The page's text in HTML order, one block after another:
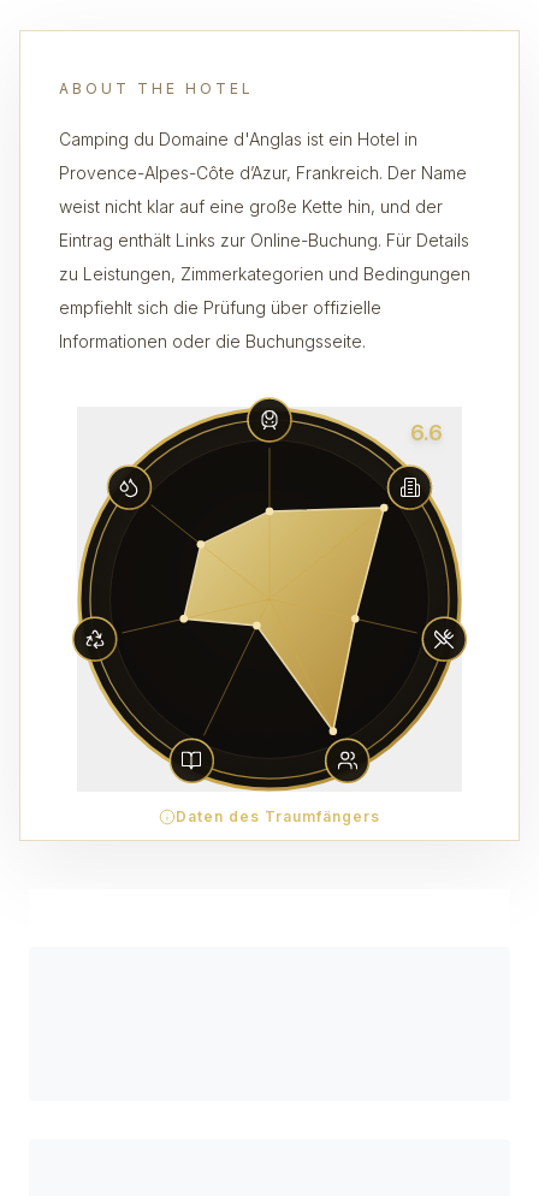
ABOUT THE HOTEL
Camping du Domaine d'Anglas ist ein Hotel in
Provence-Alpes-Côte d’Azur, Frankreich. Der Name
weist nicht klar auf eine große Kette hin, und der
Eintrag enthält Links zur Online-Buchung. Für Details
zu Leistungen, Zimmerkategorien und Bedingungen
empfiehlt sich die Prüfung über offizielle
Informationen oder die Buchungsseite.
6.6
Daten des Traumfängers